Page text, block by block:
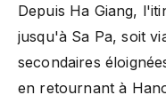
Depuis Ha Giang,
jusqu'à Sa Pa, soit
secondaires
en retournant à